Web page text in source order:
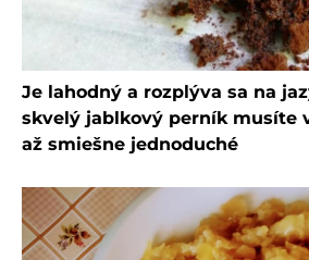
Je lahodný a rozplýva sa na
skvelý jablkový perník musíte
až smiešne jednoduché